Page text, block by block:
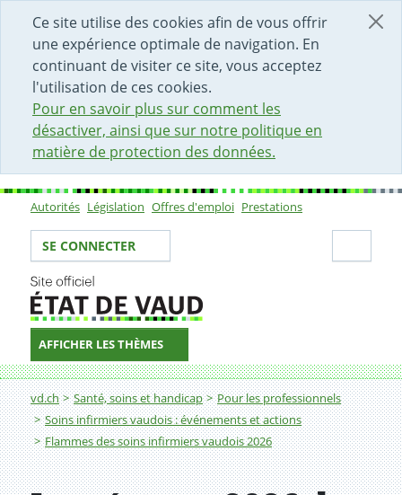
Ce site utilise des cookies afin de vous offrir
une expérience optimale de navigation. En
continuant de visiter ce site, vous acceptez
l'utilisation de ces cookies.
Pour en savoir plus sur comment les
désactiver, ainsi que sur notre politique en
matière de protection des données.
DÉBUT DU CONTENU DE LA PAGE
ACCÈS AU CHAMP DE RECHERCHE
PAGE D'ACCUEIL
FORMULAIRE DE CONTACT
Sous-navigation
Autorités Législation Offres d'emploi Prestations
Votre identité
SE CONNECTER
AFFICHER LES THÈMES
Fil d'Ariane
vd.ch Santé, soins et handicap
Pour les professionnels
Soins infirmiers vaudois : événements et actions
Flammes des soins infirmiers vaudois 2026
Lauréat-e-s 2026 des Flammes des soins infirmiers